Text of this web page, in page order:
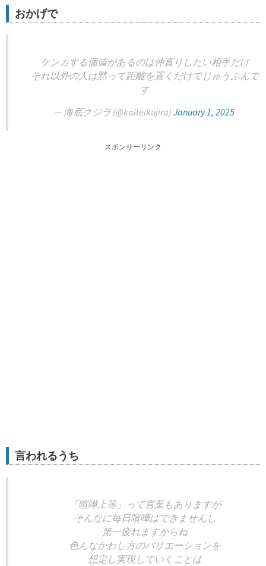
おかげで
ケンカする価値があるのは仲直りしたい相手だけ
それ以外の人は黙って距離を置くだけでじゅうぶんで
す
— 海底クジラ (@kaiteikujira) January 1, 2025
スポンサーリンク
言われるうち
「喧嘩上等」って言葉もありますが
そんなに毎日喧嘩はできませんし
第一疲れますからね
色んなかわし方のバリエーションを
想定し実現していくことは